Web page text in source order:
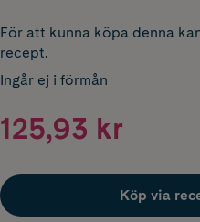
För att kunna köpa denna
recept.
Ingår ej i förmån
125,93 kr
Köp via